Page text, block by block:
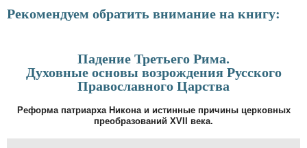
Рекомендуем обратить внимание на книгу:
Падение Третьего Рима.
Духовные основы возрождения Русского
Православного Царства
Реформа патриарха Никона и истинные причины церковных
преобразований XVII века.